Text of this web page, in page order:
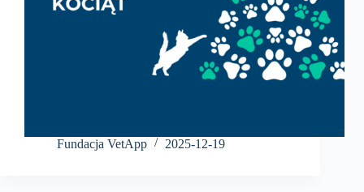
Fundacja VetApp 2025-12-19